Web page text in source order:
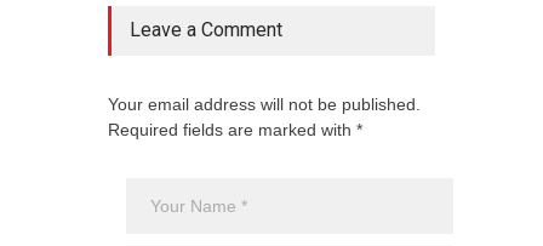
Leave a Comment
Your email address will not be published.
Required fields are marked with *